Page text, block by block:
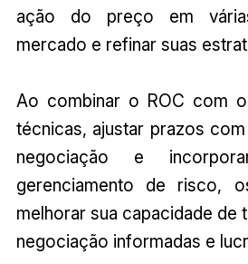
ação do preço em
mercado e refinar suas
Ao combinar o ROC com
técnicas, ajustar prazos
negociação e
gerenciamento de risco,
melhorar sua capacidade de
negociação informadas e